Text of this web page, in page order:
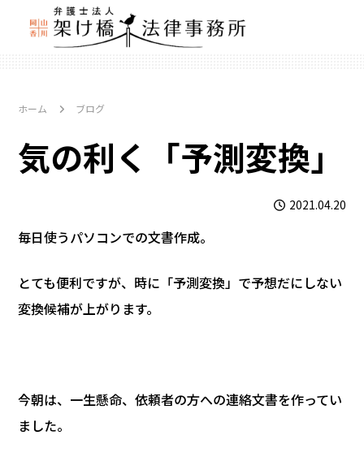
ホーム ブログ
気の利く「予測変換」
2021.04.20
毎日使うパソコンでの文書作成。
とても便利ですが、時に「予測変換」で予想だにしない
変換候補が上がります。
今朝は、一生懸命、依頼者の方への連絡文書を作ってい
ました。